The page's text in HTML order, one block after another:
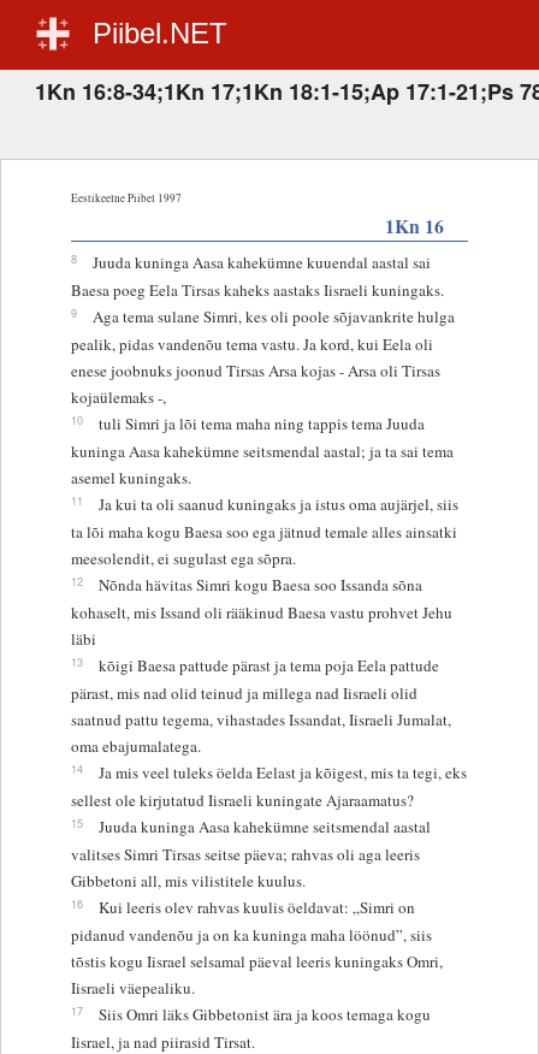
Piibel.NET
1Kn 16:8-34;1Kn 17;1Kn 18:1-15;Ap 17:1-21;Ps
Eestikeelne Piibel 1997
1Kn 16
8
Juuda kuninga Aasa kahekümne kuuendal aastal sai
Baesa poeg Eela Tirsas kaheks aastaks Iisraeli kuningaks.
9
Aga tema sulane Simri, kes oli poole sõjavankrite hulga
pealik, pidas vandenõu tema vastu. Ja kord, kui Eela oli
enese joobnuks joonud Tirsas Arsa kojas - Arsa oli Tirsas
kojaülemaks -,
10
tuli Simri ja lõi tema maha ning tappis tema Juuda
kuninga Aasa kahekümne seitsmendal aastal; ja ta sai tema
asemel kuningaks.
11
Ja kui ta oli saanud kuningaks ja istus oma aujärjel, siis
ta lõi maha kogu Baesa soo ega jätnud temale alles ainsatki
meesolendit, ei sugulast ega sõpra.
12
Nõnda hävitas Simri kogu Baesa soo Issanda sõna
kohaselt, mis Issand oli rääkinud Baesa vastu prohvet Jehu
läbi
13
kõigi Baesa pattude pärast ja tema poja Eela pattude
pärast, mis nad olid teinud ja millega nad Iisraeli olid
saatnud pattu tegema, vihastades Issandat, Iisraeli Jumalat,
oma ebajumalatega.
14
Ja mis veel tuleks öelda Eelast ja kõigest, mis ta tegi, eks
sellest ole kirjutatud Iisraeli kuningate Ajaraamatus?
15
Juuda kuninga Aasa kahekümne seitsmendal aastal
valitses Simri Tirsas seitse päeva; rahvas oli aga leeris
Gibbetoni all, mis vilistitele kuulus.
16
Kui leeris olev rahvas kuulis öeldavat: „Simri on
pidanud vandenõu ja on ka kuninga maha löönud”, siis
tõstis kogu Iisrael selsamal päeval leeris kuningaks Omri,
Iisraeli väepealiku.
17
Siis Omri läks Gibbetonist ära ja koos temaga kogu
Iisrael, ja nad piirasid Tirsat.